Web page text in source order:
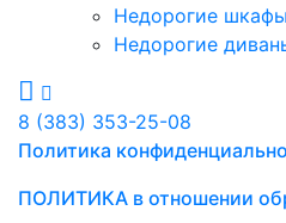
Недорогие
Недорогие
8 (383) 353-25-08
Политика
ПОЛИТИКА в отношении